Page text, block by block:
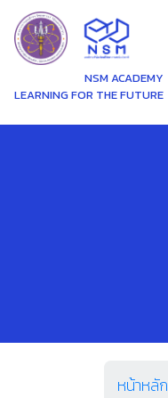
NSM ACADEMY
LEARNING FOR THE FUTURE
หน้าหลัก